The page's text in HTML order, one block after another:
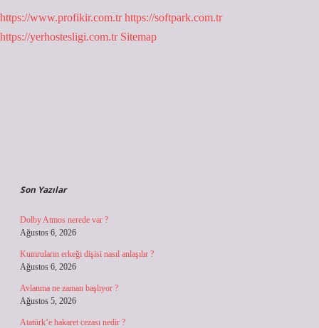
https://www.profikir.com.tr https://softpark.com.tr
https://yerhostesligi.com.tr Sitemap
Son Yazılar
Dolby Atmos nerede var ?
Ağustos 6, 2026
Kumruların erkeği dişisi nasıl anlaşılır ?
Ağustos 6, 2026
Avlanma ne zaman başlıyor ?
Ağustos 5, 2026
Atatürk’e hakaret cezası nedir ?